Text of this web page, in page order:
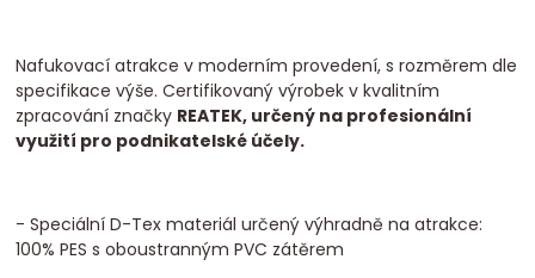
Nafukovací atrakce v moderním provedení, s rozměrem dle
specifikace výše. Certifikovaný výrobek v kvalitním
zpracování značky REATEK, určený na profesionální
využití pro podnikatelské účely.
- Speciální D-Tex materiál určený výhradně na atrakce:
100% PES s oboustranným PVC zátěrem